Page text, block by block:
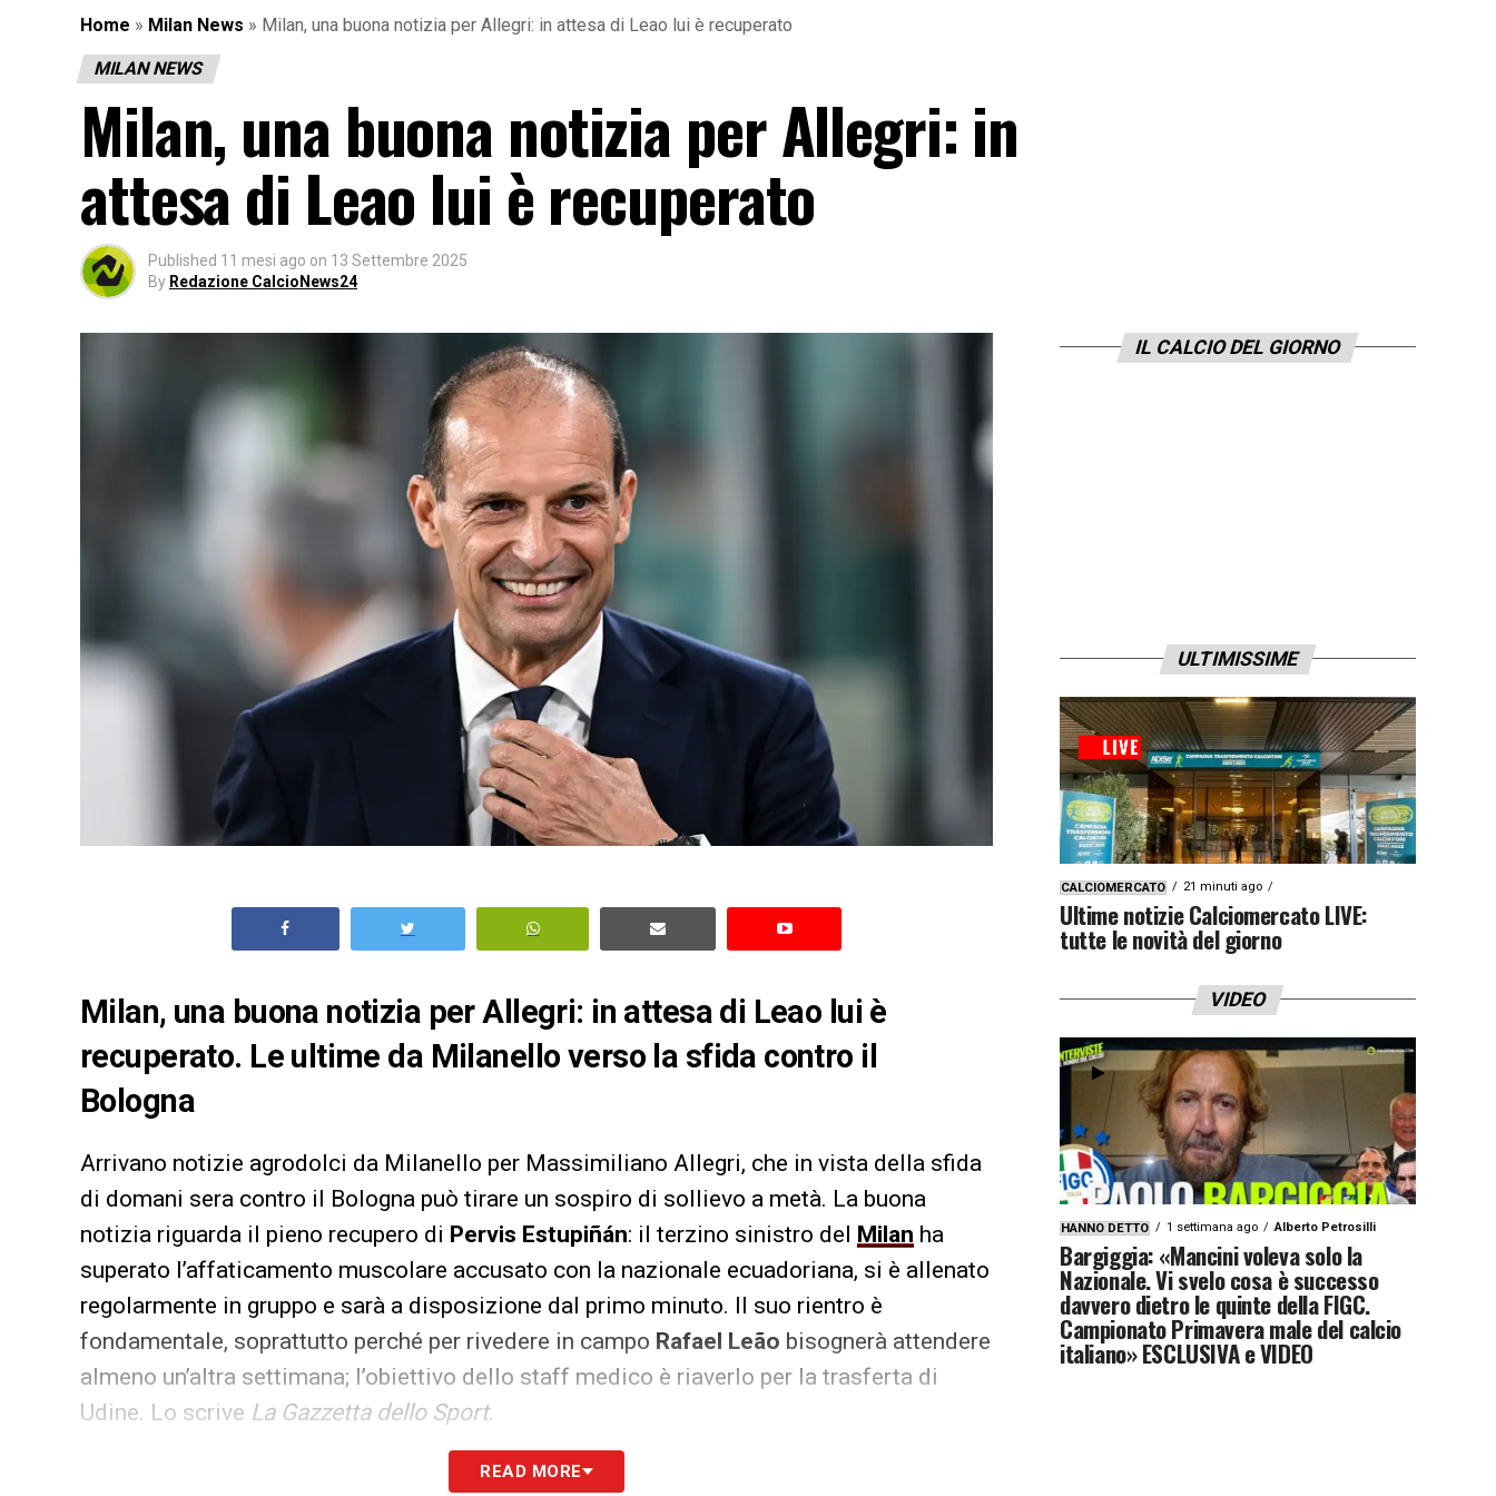
Home » Milan News » Milan, una buona notizia per Allegri: in attesa di Leao lui è recuperato
MILAN NEWS
Milan, una buona notizia per Allegri: in
attesa di Leao lui è recuperato
Published 11 mesi ago on 13 Settembre 2025
By Redazione CalcioNews24
Milan, una buona notizia per Allegri: in attesa di Leao lui è
recuperato. Le ultime da Milanello verso la sfida contro il
Bologna
Arrivano notizie agrodolci da Milanello per Massimiliano Allegri, che in vista della sfida
di domani sera contro il Bologna può tirare un sospiro di sollievo a metà. La buona
notizia riguarda il pieno recupero di Pervis Estupiñán: il terzino sinistro del Milan ha
superato l’affaticamento muscolare accusato con la nazionale ecuadoriana, si è allenato
regolarmente in gruppo e sarà a disposizione dal primo minuto. Il suo rientro è
fondamentale, soprattutto perché per rivedere in campo Rafael Leão bisognerà attendere
almeno un’altra settimana; l’obiettivo dello staff medico è riaverlo per la trasferta di
Udine. Lo scrive La Gazzetta dello Sport.
Se l’assenza del portoghese pesa, a caricare l’attacco rossonero ci ha pensato il
READ MORE
IL CALCIO DEL GIORNO
ULTIMISSIME
CALCIOMERCATO 21 minuti ago
Ultime notizie Calciomercato LIVE:
tutte le novità del giorno
VIDEO
HANNO DETTO 1 settimana ago Alberto Petrosilli
Bargiggia: «Mancini voleva solo la
Nazionale. Vi svelo cosa è successo
davvero dietro le quinte della FIGC.
Campionato Primavera male del calcio
italiano» ESCLUSIVA e VIDEO